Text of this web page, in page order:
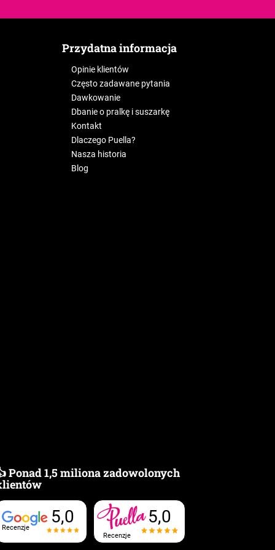
Przydatna informacja
Opinie klientów
Często zadawane pytania
Dawkowanie
Dbanie o pralkę i suszarkę
Kontakt
Dlaczego Puella?
Nasza historia
Blog
Ponad 1,5 miliona zadowolonych
Recenzje
5,0
Recenzje
5,0